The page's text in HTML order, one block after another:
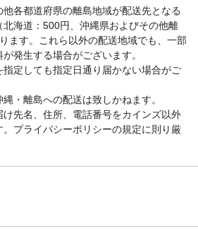
各都道府県の離島地域が配送先となる
海道：500円、沖縄県およびその他離
ます。これら以外の配送地域でも、一部
発生する場合がございます。
定しても指定日通り届かない場合がご
・離島への配送は致しかねます。
け先名、住所、電話番号をカインズ以外
プライバシーポリシーの規定に則り厳